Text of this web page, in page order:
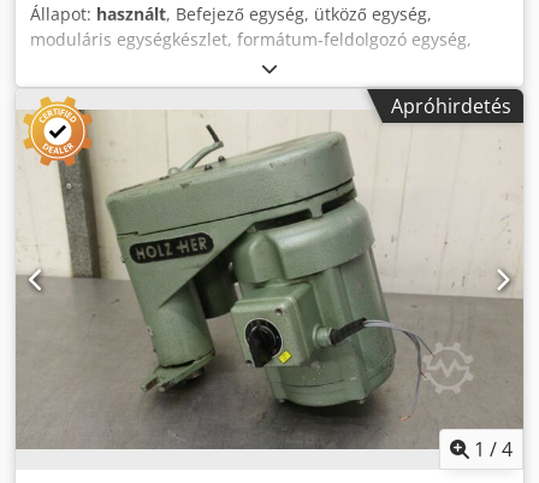
Állapot: használt, Befejező egység, ütköző egység,
moduláris egységkészlet, formátum-feldolgozó egység,
kétvégű profiloló, élmegmunkáló gép, a lehúzó után az
élmegmunkáló géphez -HOMAG befejező egység:
tisztítószer alkalmazásához csiszolószerkezettel a
ragasztómaradványok eltávolítására a PVC széleken -Motor:
1,1 kW -Sebesség: 2840 fordulat / perc -oldali: állítható -
magasság: állítható -Szám: 1x elérhető aggregátumok -Ár:
darabonként -Méretek: 350/350 / H500 mm -Súly: 32 kg
Crsdpfx Amocn Ibqegjf
Apróhirdetés
1 /4